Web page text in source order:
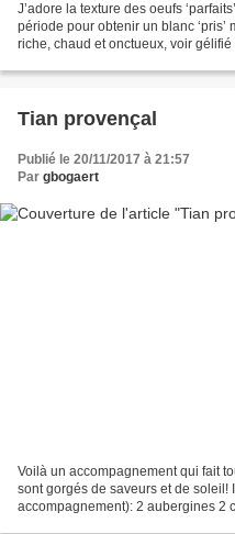
J’adore la texture des oeufs
période pour obtenir un blanc
riche, chaud et onctueux, voir gélifié
Tian provençal
Publié le 20/11/2017 à 21:57
Par gbogaert
Voilà un accompagnement qui fait
sont gorgés de saveurs et de
accompagnement): 2 aubergines 2